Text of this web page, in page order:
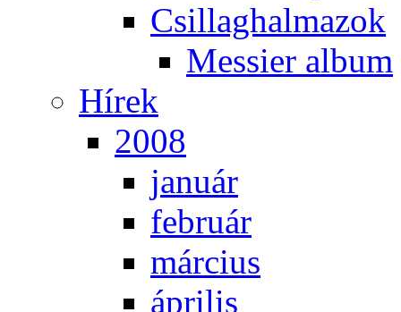
Csil­lag­hal­ma­zok
Mes­si­er al­bum
Hí­rek
2008
ja­nu­ár
feb­ru­ár
már­ci­us
áp­ri­lis